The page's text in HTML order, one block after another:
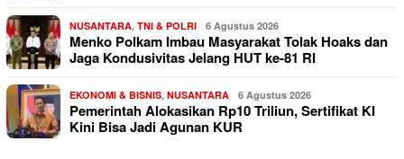
NUSANTARA, TNI & POLRI 6 Agustus 2026
Menko Polkam Imbau Masyarakat Tolak Hoaks dan
Jaga Kondusivitas Jelang HUT ke-81 RI
EKONOMI & BISNIS, NUSANTARA 6 Agustus 2026
Pemerintah Alokasikan Rp10 Triliun, Sertifikat KI
Kini Bisa Jadi Agunan KUR